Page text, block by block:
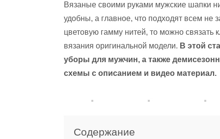
Вязаные своими руками мужские шапки
удобны, а главное, что подходят всем не
цветовую гамму нитей, то можно связать
вязания оригинальной модели. В этой
уборы для мужчин, а также
схемы с описанием и видео материал.
Содержание